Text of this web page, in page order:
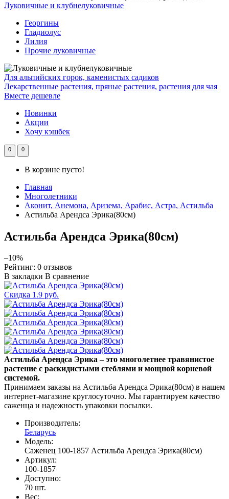
Луковичные и клубнелуковичные
Георгины
Гладиолус
Лилия
Прочие луковичные
Для альпийских горок, каменистых садиков
Лекарственные растения, пряные растения, растения для чая
Вместе дешевле
Новинки
Акции
Хочу кэшбек
0 0
В корзине пусто!
Главная
Многолетники
Аконит, Анемона, Аризема, Арабис, Астра, Астильба
Астильба Арендса Эрика(80см)
Астильба Арендса Эрика(80см)
–10%
Рейтинг: 0 отзывов
В закладки В сравнение
Скидка 1.9 руб.
Астильба Арендса Эрика – это многолетнее травянистое
растение с раскидистыми стеблями и мощной корневой
системой.
Принимаем заказы на Астильба Арендса Эрика(80см) в нашем
интернет-магазине круглосуточно. Мы гарантируем качество
саженца и надежность упаковки посылки.
Производитель:
Беларусь
Модель:
Саженец 100-1857 Астильба Арендса Эрика(80см)
Артикул:
100-1857
Доступно:
70 шт.
Вес: